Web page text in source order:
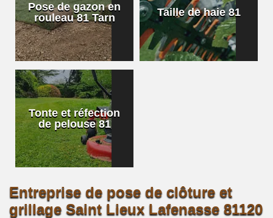
Pose de gazon en
rouleau 81 Tarn
Taille de haie 81
Tonte et réfection
de pelouse 81
Entreprise de pose de clôture et
grillage Saint Lieux Lafenasse 81120